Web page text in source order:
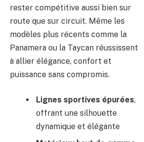
rester compétitive aussi bien sur
route que sur circuit. Même les
modèles plus récents comme la
Panamera ou la Taycan réussissent
à allier élégance, confort et
puissance sans compromis.
Lignes sportives épurées,
offrant une silhouette
dynamique et élégante